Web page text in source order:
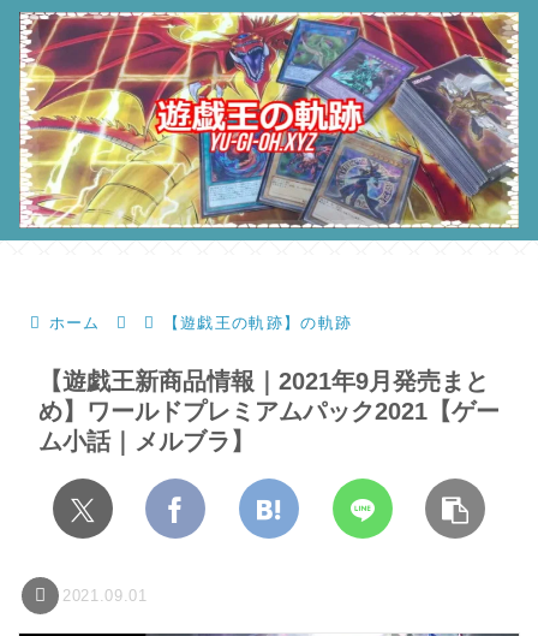
ホーム 【遊戯王の軌跡】の軌跡
【遊戯王新商品情報｜2021年9月発売まと
め】ワールドプレミアムパック2021【ゲー
ム小話｜メルブラ】
2021.09.01